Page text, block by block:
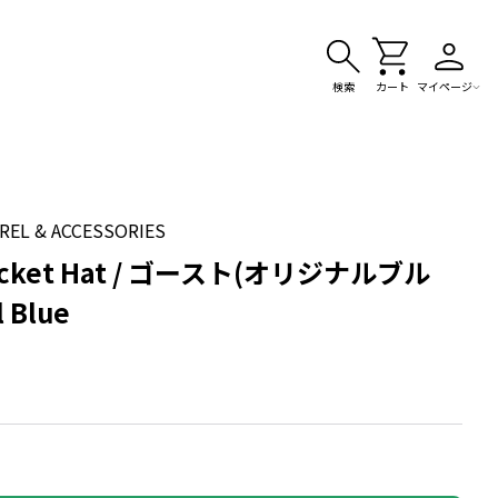
検索 カート マイページ
& ACCESSORIES
Hat / ゴースト(オリジナルブル
Blue